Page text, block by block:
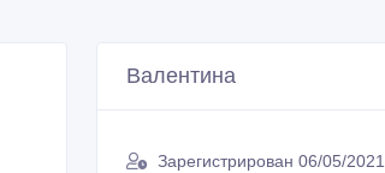
Валентина
Зарегистрирован 06/05/2021